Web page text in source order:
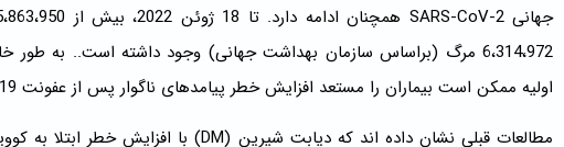
6،314،972 مرگ (براساس سازمان بهداشت جهانی) وجود داشته است.. به
اولیه ممکن است بیماران را مستعد افزایش خطر پیامدهای ناگوار پس از عفونت COVID-19 کند.